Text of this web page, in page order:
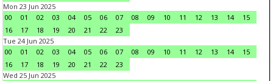
Mon 23 Jun 2025
00
01 02 03 04 05 06 07 08 09 10 11 12 13 14
15
16
17 18 19 20 21 22
23
Tue 24 Jun 2025
00
01 02 03 04 05 06 07 08 09 10 11 12 13 14
15
16
17 18 19 20 21 22
23
Wed 25 Jun 2025